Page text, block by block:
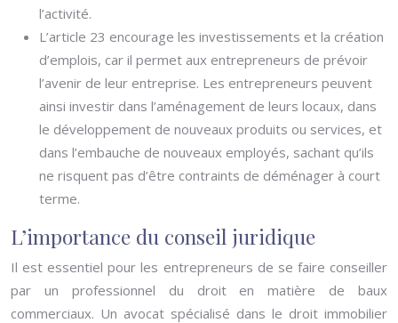
l’activité.
L’article 23 encourage les investissements et la création
d’emplois, car il permet aux entrepreneurs de prévoir
l’avenir de leur entreprise. Les entrepreneurs peuvent
ainsi investir dans l’aménagement de leurs locaux, dans
le développement de nouveaux produits ou services, et
dans l’embauche de nouveaux employés, sachant qu’ils
ne risquent pas d’être contraints de déménager à court
terme.
L’importance du conseil juridique
Il est essentiel pour les entrepreneurs de se faire conseiller
par un professionnel du droit en matière de baux
commerciaux. Un avocat spécialisé dans le droit immobilier